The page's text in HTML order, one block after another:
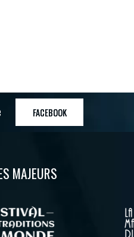
FACEBOOK
MAJEURS